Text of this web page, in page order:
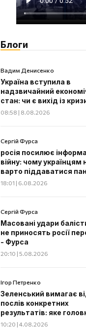
Блоги
Вадим Денисенко
Україна вступила в
надзвичайний
стан: чи є вихід із
08:58 | 8.08.2026
Сергій Фурса
росія посилює
війну: чому українцям
варто піддаватися
18:01 | 6.08.2026
Сергій Фурса
Масовані удари
не приносять росії
- Фурса
20:10 | 5.08.2026
Ігор Петренко
Зеленський вимагає
послів конкретних
результатів: яке
завдання дипломатів
10:20 | 4.08.2026